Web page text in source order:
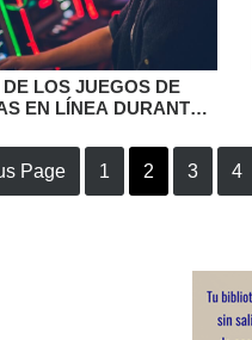
LOS JUEGOS DE
EN LÍNEA DURANTE
Page 1 2 3 4